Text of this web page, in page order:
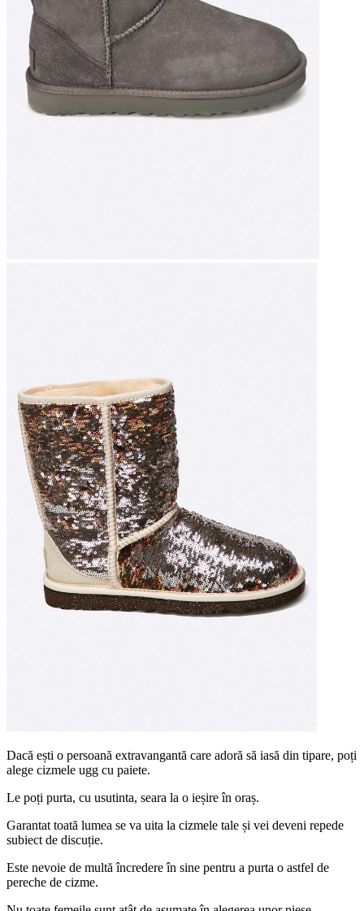
Dacă ești o persoană extravangantă care adoră să iasă din tipare, poți
alege cizmele ugg cu paiete.
Le poți purta, cu usutinta, seara la o ieșire în oraș.
Garantat toată lumea se va uita la cizmele tale și vei deveni repede
subiect de discuție.
Este nevoie de multă încredere în sine pentru a purta o astfel de
pereche de cizme.